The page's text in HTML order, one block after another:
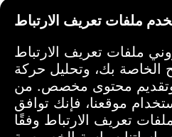
ملفات تعريف الارتباط
ملفات تعريف الارتباط
الخاصة بك، وتحليل حركة
وتقديم محتوى مخصص. من
موقعنا، فإنك توافق
تعريف الارتباط وفقًا
عن أفعالك الاستثمارية
على أن إدارة الموقع ليست مسؤولة
غير مباشرة ناتجة عن استخدام
قرارات الاستثمار.